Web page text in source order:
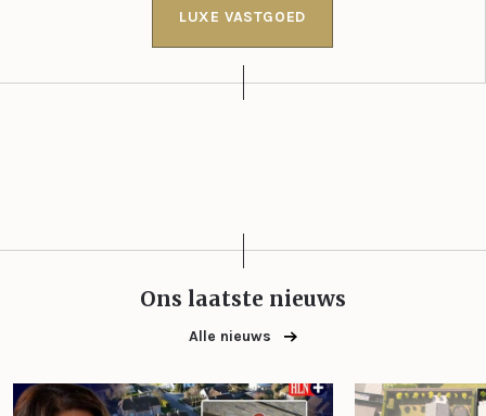
LUXE VASTGOED
Ons laatste nieuws
Alle nieuws